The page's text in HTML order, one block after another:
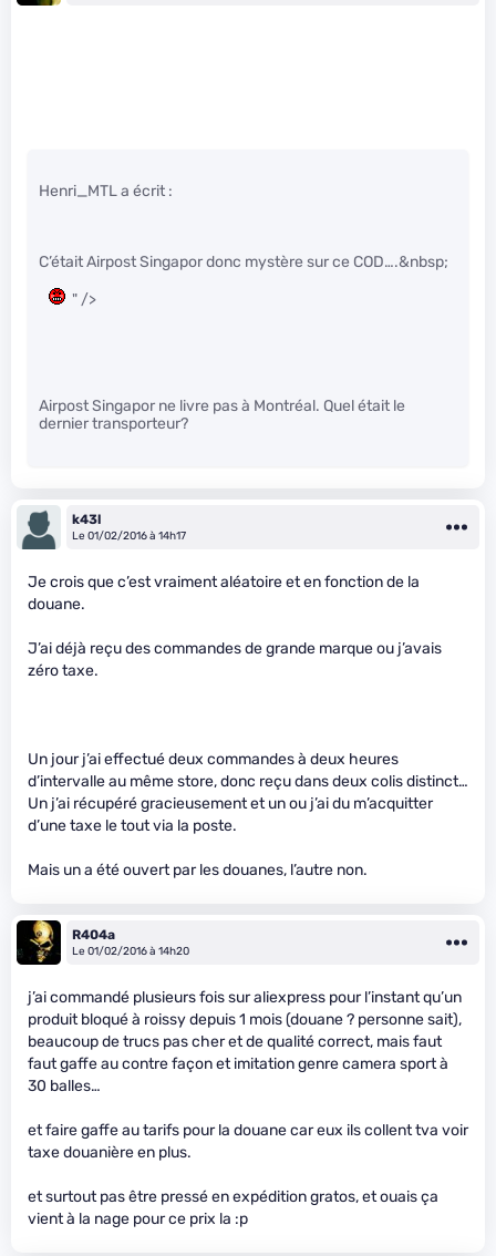
Henri_MTL a écrit :
C’était Airpost Singapor donc mystère sur ce COD….&nbsp;
" />
Airpost Singapor ne livre pas à Montréal. Quel était le
dernier transporteur?
k43l
Le 01/02/2016 à 14h17
Je crois que c’est vraiment aléatoire et en fonction de la
douane.
J’ai déjà reçu des commandes de grande marque ou j’avais
zéro taxe.
Un jour j’ai effectué deux commandes à deux heures
d’intervalle au même store, donc reçu dans deux colis distinct…
Un j’ai récupéré gracieusement et un ou j’ai du m’acquitter
d’une taxe le tout via la poste.
Mais un a été ouvert par les douanes, l’autre non.
R404a
Le 01/02/2016 à 14h20
j’ai commandé plusieurs fois sur aliexpress pour l’instant qu’un
produit bloqué à roissy depuis 1 mois (douane ? personne sait),
beaucoup de trucs pas cher et de qualité correct, mais faut
faut gaffe au contre façon et imitation genre camera sport à
30 balles…
et faire gaffe au tarifs pour la douane car eux ils collent tva voir
taxe douanière en plus.
et surtout pas être pressé en expédition gratos, et ouais ça
vient à la nage pour ce prix la :p